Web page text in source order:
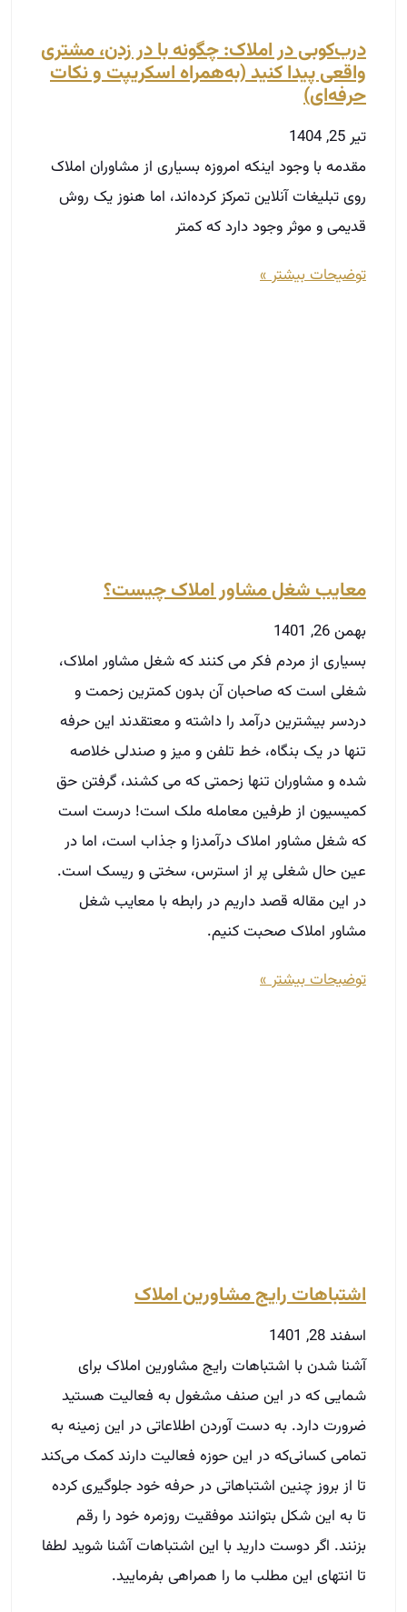
درب‌کوبی در املاک: چگونه با در زدن، مشتری
واقعی پیدا کنید (به‌همراه اسکریپت و نکات
حرفه‌ای)
تیر 25, 1404
مقدمه با وجود اینکه امروزه بسیاری از مشاوران املاک
روی تبلیغات آنلاین تمرکز کرده‌اند، اما هنوز یک روش
قدیمی و موثر وجود دارد که کمتر
توضیحات بیشتر »
معایب شغل مشاور املاک چیست؟
بهمن 26, 1401
بسیاری از مردم فکر می کنند که شغل مشاور املاک،
شغلی است که صاحبان آن بدون کمترین زحمت و
دردسر بیشترین درآمد را داشته و معتقدند این حرفه
تنها در یک بنگاه، خط تلفن و میز و صندلی خلاصه
شده و مشاوران تنها زحمتی که می کشند، گرفتن حق
کمیسیون از طرفین معامله ملک است! درست است
که شغل مشاور املاک درآمدزا و جذاب است، اما در
عین حال شغلی پر از استرس، سختی و ریسک است.
در این مقاله قصد داریم در رابطه با معایب شغل
مشاور املاک صحبت کنیم.
توضیحات بیشتر »
اشتباهات رایج مشاورین املاک
اسفند 28, 1401
آشنا شدن با اشتباهات رایج مشاورین املاک برای
شمایی که در این صنف مشغول به فعالیت هستید
ضرورت دارد. به دست آوردن اطلاعاتی در این زمینه به
تمامی کسانی‌که در این حوزه فعالیت دارند کمک می‌کند
تا از بروز چنین اشتباهاتی در حرفه خود جلوگیری کرده
تا به این شکل بتوانند موفقیت روزمره خود را رقم
بزنند. اگر دوست دارید با این اشتباهات آشنا شوید لطفا
تا انتهای این مطلب ما را همراهی بفرمایید.